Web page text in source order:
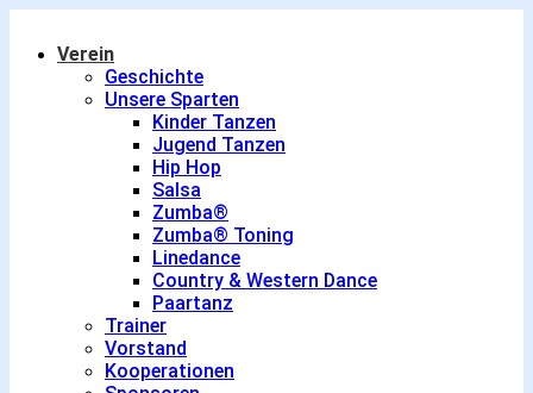
Verein
Geschichte
Unsere Sparten
Kinder Tanzen
Jugend Tanzen
Hip Hop
Salsa
Zumba®
Zumba® Toning
Linedance
Country & Western Dance
Paartanz
Trainer
Vorstand
Kooperationen